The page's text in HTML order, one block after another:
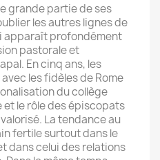
grande partie de ses
les autres lignes de
apparaît profondément
pastorale et
En cinq ans, les
les fidèles de Rome
du collège
le rôle des épiscopats
La tendance au
fertile surtout dans le
dans celui des relations